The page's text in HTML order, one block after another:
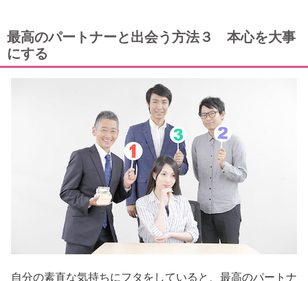
最高のパートナーと出会う方法３ 本心を大事
にする
自分の素直な気持ちにフタをしていると、最高のパートナ